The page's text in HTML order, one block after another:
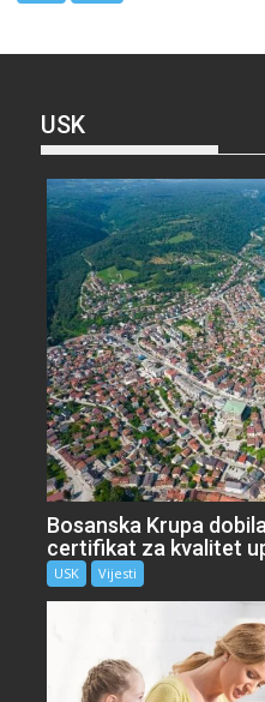
USK
Bosanska Krupa
certifikat za kvalitet
USK Vijesti